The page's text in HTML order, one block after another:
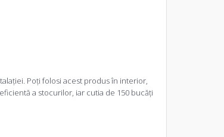
Poți folosi acest produs în interior,
a stocurilor, iar cutia de 150 bucăți